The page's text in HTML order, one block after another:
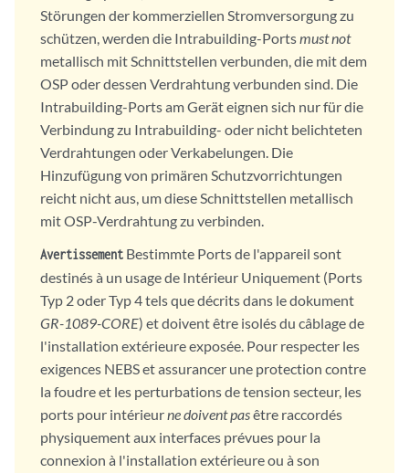
Störungen der kommerziellen Stromversorgung zu
schützen, werden die Intrabuilding-Portsmust not
metallisch mit Schnittstellen verbunden, die mit dem
OSP oder dessen Verdrahtung verbunden sind. Die
Intrabuilding-Ports am Gerät eignen sich nur für die
Verbindung zu Intrabuilding- oder nicht belichteten
Verdrahtungen oder Verkabelungen. Die
Hinzufügung von primären Schutzvorrichtungen
reicht nicht aus, um diese Schnittstellen metallisch
mit OSP-Verdrahtung zu verbinden.
Avertissement Bestimmte Ports de l'appareil sont
destinés à un usage de Intérieur Uniquement (Ports
Typ 2 oder Typ 4 tels que décrits dans le dokument
GR-1089-CORE) et doivent être isolés du câblage de
l'installation extérieure exposée. Pour respecter les
exigences NEBS et assurancer une protection contre
la foudre et les perturbations de tension secteur, les
ports pour intérieurne doivent pasêtre raccordés
physiquement aux interfaces prévues pour la
connexion à l'installation extérieure ou à son